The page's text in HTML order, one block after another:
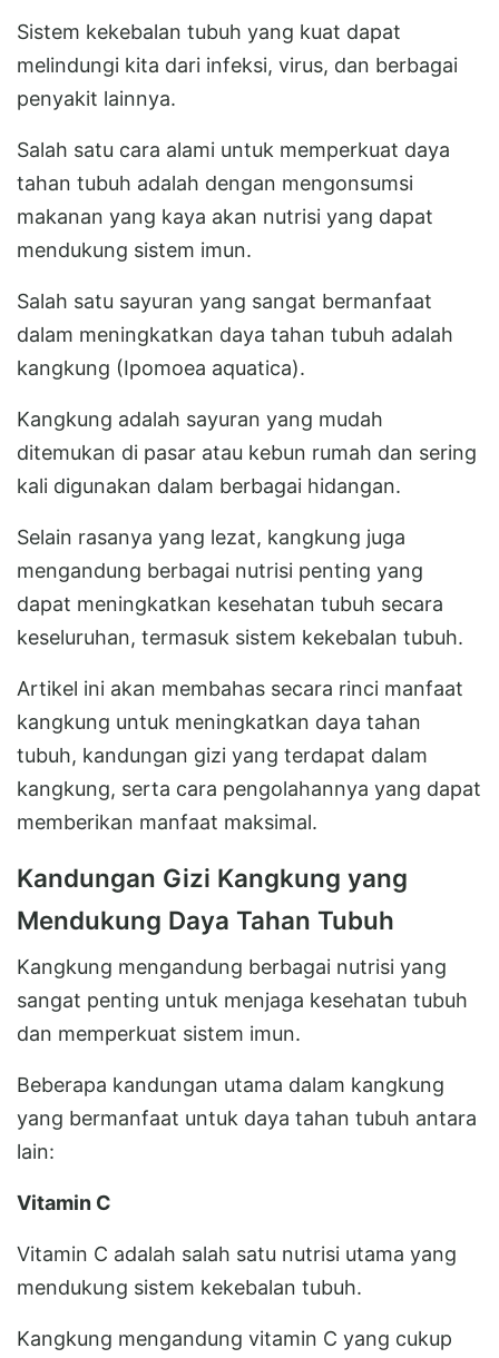
Sistem kekebalan tubuh yang kuat dapat
melindungi kita dari infeksi, virus, dan berbagai
penyakit lainnya.
Salah satu cara alami untuk memperkuat daya
tahan tubuh adalah dengan mengonsumsi
makanan yang kaya akan nutrisi yang dapat
mendukung sistem imun.
Salah satu sayuran yang sangat bermanfaat
dalam meningkatkan daya tahan tubuh adalah
kangkung (Ipomoea aquatica).
Kangkung adalah sayuran yang mudah
ditemukan di pasar atau kebun rumah dan sering
kali digunakan dalam berbagai hidangan.
Selain rasanya yang lezat, kangkung juga
mengandung berbagai nutrisi penting yang
dapat meningkatkan kesehatan tubuh secara
keseluruhan, termasuk sistem kekebalan tubuh.
Artikel ini akan membahas secara rinci manfaat
kangkung untuk meningkatkan daya tahan
tubuh, kandungan gizi yang terdapat dalam
kangkung, serta cara pengolahannya yang dapat
memberikan manfaat maksimal.
Kandungan Gizi Kangkung yang
Mendukung Daya Tahan Tubuh
Kangkung mengandung berbagai nutrisi yang
sangat penting untuk menjaga kesehatan tubuh
dan memperkuat sistem imun.
Beberapa kandungan utama dalam kangkung
yang bermanfaat untuk daya tahan tubuh antara
lain:
Vitamin C
Vitamin C adalah salah satu nutrisi utama yang
mendukung sistem kekebalan tubuh.
Kangkung mengandung vitamin C yang cukup